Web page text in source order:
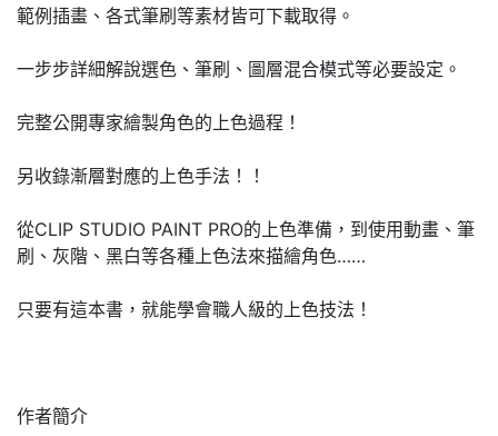
範例插畫、各式筆刷等素材皆可下載取得。
一步步詳細解說選色、筆刷、圖層混合模式等必要設定。
完整公開專家繪製角色的上色過程！
另收錄漸層對應的上色手法！！
從CLIP STUDIO PAINT PRO的上色準備，到使用動畫、筆
刷、灰階、黑白等各種上色法來描繪角色……
只要有這本書，就能學會職人級的上色技法！
作者簡介